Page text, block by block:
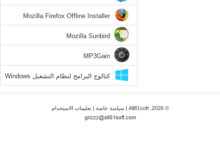
Mozilla Firefox Offline Installer
Mozilla Sunbird
MP3Gain
كتالوج البرامج لنظام التشغيل Windows
8.1
© 2026, All81soft | سياسة خاصة|تعليمات الاستخدام